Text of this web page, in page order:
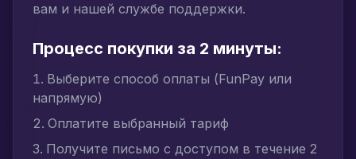
вам и нашей службе поддержки.
Процесс покупки за 2 минуты:
Выберите способ оплаты (FunPay или
напрямую)
Оплатите выбранный тариф
Получите письмо с доступом в течение 2